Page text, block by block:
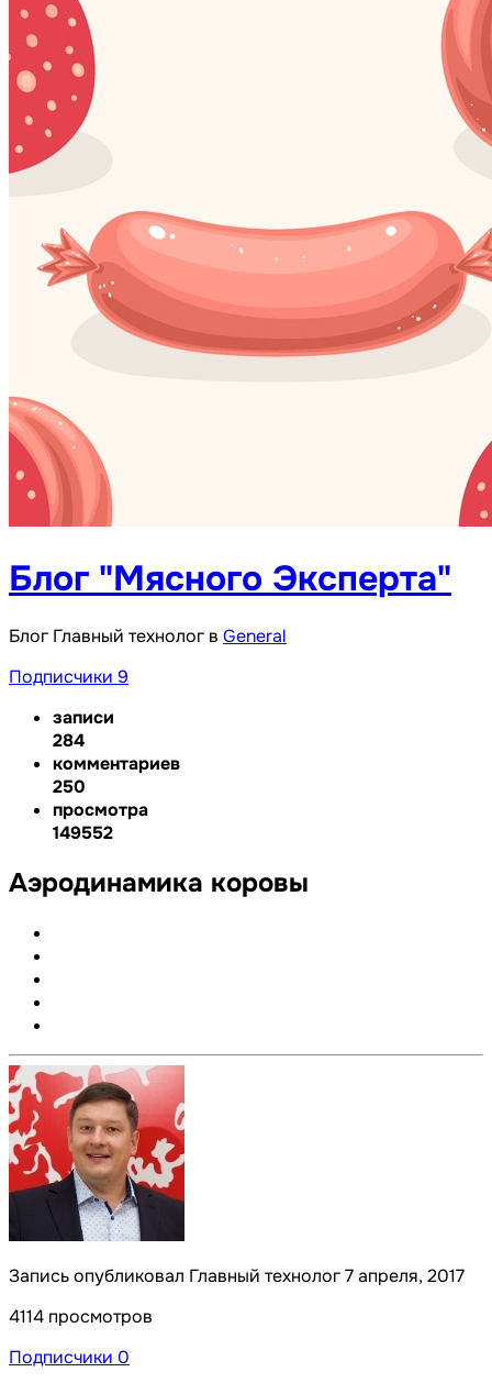
Блог "Мясного Эксперта"
Блог Главный технолог в General
Подписчики 9
записи
284
комментариев
250
просмотра
149552
Аэродинамика коровы
Запись опубликовал Главный технолог7 апреля, 2017
4114 просмотров
Подписчики 0